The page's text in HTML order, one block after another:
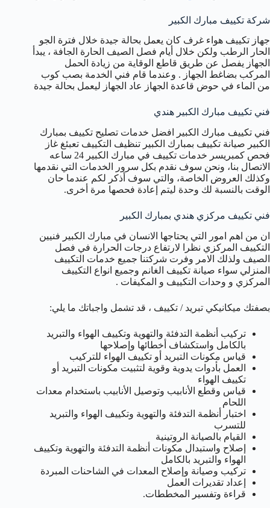
شركة تكييف مبارك الكبير
جهاز تكييف هواء غرف كان يعمل بحالة جيدة خلال فترة الجو
الحار الرطب ولكن خلال أيام فصل الصيف الحارة الجافة ، يبدأ
الجهاز يفصل عن طريق قاطع الوقاية من زيادة الحمل
المركب بضاغط الجهاز . وعندما قام فني الخدمة بصب كوب
من الماء في حوض قاعدة الجهاز عاد الجهاز ليعمل بحالة جيدة
فني تكييف مبارك الكبير هندي
فني تكييف مبارك الكبير افضل خدمات تصليح تكييف بمبارك
الكبير صيانة تكييف بمبارك الكبير تنظيف التكييف تعبئغ غاز
فحص كمبريسر خدمات تكييف في مبارك الكبير 24 ساعه
الاتصال بنا، ونحن سوف نقدم بكل سرور الخدمات التي نقدمها
وكذلك العروض الخاصة، والتي سوف أذكر لكم عندما حان
الوقت بالنسبة لك وحدة ليتم إعادة فحصها مرة أخرى.
فني تكييف مركزي هندي بمبارك الكبير
ان من اهم امور التي يحتاجها الانسان في مبارك الكبير فنيين
التكييف المركزي نظرا لارتفاع درجات الحرارة في فصل
الصيف ولذلك الامر وفرت شركتنا جميع خدمات التكييف
المنزلي سواء صيانة تكييف الغانم وجميع انواع التكييف
المركزي و وحدات التكييف و المكيفات .
بصفتك ميكانيكي تبريد / تكييف ، قد تشمل واجباتك ما يلي:
تركيب أنظمة التدفئة والتهوية وتكييف الهواء والتبريد
بالكامل واستكشاف أخطائها وإصلاحها
قياس مكونات التبريد أو تكييف الهواء للتركيب
العمل بأدوات يدوية وقوية لتثبيت مكونات التبريد أو
تكييف الهواء
قياس وقطع الأنابيب وتوصيل الأنابيب باستخدام معدات
اللحام
اختبار أنظمة التدفئة والتهوية وتكييف الهواء والتبريد
للتسرب
القيام بالصيانة الروتينية
إصلاح واستبدال مكونات أنظمة التدفئة والتهوية وتكييف
الهواء والتبريد بالكامل
تركيب وصيانة وإصلاح المعدات في الشاحنات المبردة
إعداد تقديرات العمل
قراءة وتفسير المخططات.